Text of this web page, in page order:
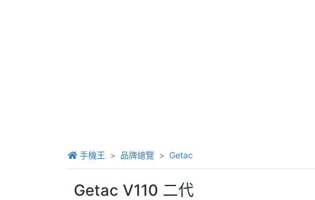
手機王 品牌總覽 Getac
Getac V110 二代